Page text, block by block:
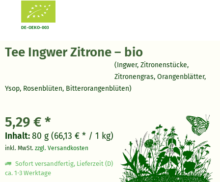
DE-OEKO-003
Tee Ingwer Zitrone – bio
(Ingwer, Zitronenstücke,
Zitronengras, Orangenblätter,
Ysop, Rosenblüten, Bitterorangenblüten)
5,29 € *
Inhalt:80 g (66,13 € * / 1 kg)
inkl. MwSt. zzgl. Versandkosten
Sofort versandfertig, Lieferzeit (D)
ca. 1-3 Werktage